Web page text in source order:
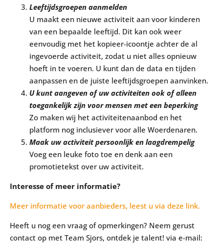
Leeftijdsgroepen aanmelden
U maakt een nieuwe activiteit aan voor kinderen
van een bepaalde leeftijd. Dit kan ook weer
eenvoudig met het kopieer-icoontje achter de al
ingevoerde activiteit, zodat u niet alles opnieuw
hoeft in te voeren. U kunt dan de data en tijden
aanpassen en de juiste leeftijdsgroepen aanvinken.
U kunt aangeven of uw activiteiten ook of alleen
toegankelijk zijn voor mensen met een beperking
Zo maken wij het activiteitenaanbod en het
platform nog inclusiever voor alle Woerdenaren.
Maak uw activiteit persoonlijk en laagdrempelig
Voeg een leuke foto toe en denk aan een
promotietekst over uw activiteit.
Interesse of meer informatie?
Meer informatie voor aanbieders, leest u via deze link.
Heeft u nog een vraag of opmerkingen? Neem gerust
contact op met Team Sjors, ontdek je talent! via e-mail: